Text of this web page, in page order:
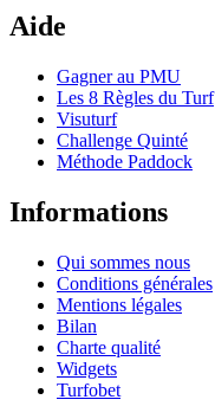
Aide
Gagner au PMU
Les 8 Règles du Turf
Visuturf
Challenge Quinté
Méthode Paddock
Informations
Qui sommes nous
Conditions générales
Mentions légales
Bilan
Charte qualité
Widgets
Turfobet